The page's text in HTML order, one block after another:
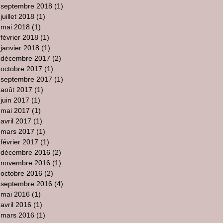
septembre 2018 (1)
juillet 2018 (1)
mai 2018 (1)
février 2018 (1)
janvier 2018 (1)
décembre 2017 (2)
octobre 2017 (1)
septembre 2017 (1)
août 2017 (1)
juin 2017 (1)
mai 2017 (1)
avril 2017 (1)
mars 2017 (1)
février 2017 (1)
décembre 2016 (2)
novembre 2016 (1)
octobre 2016 (2)
septembre 2016 (4)
mai 2016 (1)
avril 2016 (1)
mars 2016 (1)